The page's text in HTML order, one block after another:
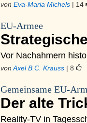
von Eva-Maria Michels | 14
EU-Armee
Vor Nachahmern
von Axel B.C. Krauss | 8
Gemeinsame EU-
Der alte
Reality-TV in